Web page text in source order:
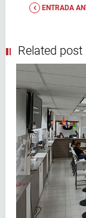
ENTRADA
Related post